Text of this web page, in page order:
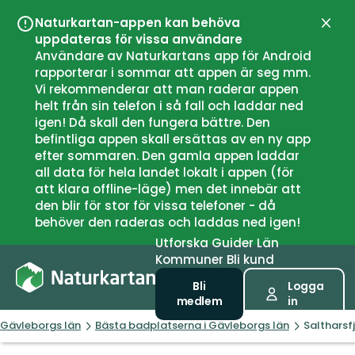
Naturkartan-appen kan behöva
uppdateras för vissa användare
Användare av Naturkartans app för Android
rapporterar i sommar att appen är seg mm.
Vi rekommenderar att man raderar appen
helt från sin telefon i så fall och laddar ned
igen! Då skall den fungera bättre. Den
befintliga appen skall ersättas av en ny app
efter sommaren. Den gamla appen laddar
all data för hela landet lokalt i appen (för
att klara offline-läge) men det innebär att
den blir för stor för vissa telefoner - då
behöver den raderas och laddas ned igen!
UtforskaGuiderLän
Kommuner Bli kund
Bli
medlem
Logga
in
Gävleborgs län Bästa badplatserna i Gävleborgs län